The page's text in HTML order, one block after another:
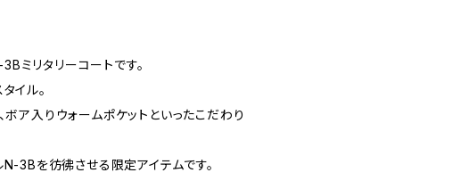
ミリタリーコートです。
イル。
ア入りウォームポケットといったこだわり
3Bを彷彿させる限定アイテムです。